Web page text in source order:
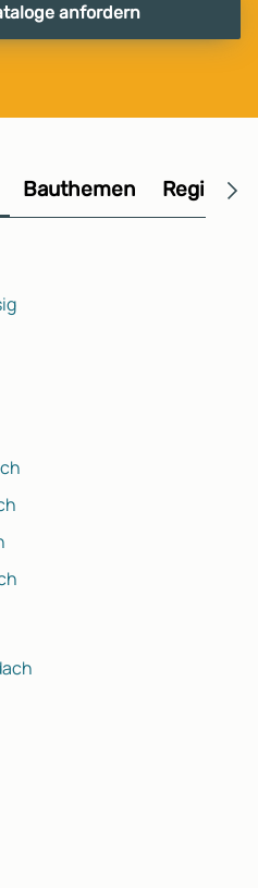
anfordern
Bauthemen